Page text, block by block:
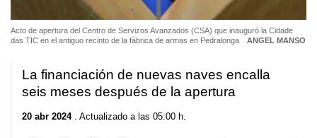
Acto de apertura del Centro de Servizos Avanzados (CSA) que inauguró la Cidade
das TIC en el antiguo recinto de la fábrica de armas en Pedralonga
ANGEL MANSO
La financiación de nuevas naves encalla
seis meses después de la apertura
20 abr 2024. Actualizado a las 05:00 h.